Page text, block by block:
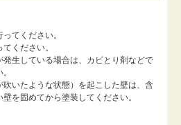
てください。
ください。
生している場合は、カビとり剤などで
いたような状態）を起こした壁は、含
を固めてから塗装してください。